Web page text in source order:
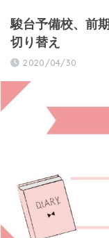
駿台予備校、前
切り替え
2020/04/30